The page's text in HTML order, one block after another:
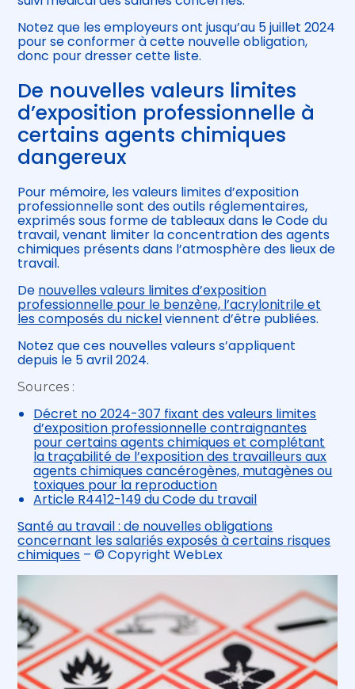
Notez que les employeurs ont jusqu’au 5 juillet 2024
pour se conformer à cette nouvelle obligation,
donc pour dresser cette liste.
De nouvelles valeurs limites
d’exposition professionnelle à
certains agents chimiques
dangereux
Pour mémoire, les valeurs limites d’exposition
professionnelle sont des outils réglementaires,
exprimés sous forme de tableaux dans le Code du
travail, venant limiter la concentration des agents
chimiques présents dans l’atmosphère des lieux de
travail.
De nouvelles valeurs limites d’exposition
professionnelle pour le benzène, l’acrylonitrile et
les composés du nickelviennent d’être publiées.
Notez que ces nouvelles valeurs s’appliquent
depuis le 5 avril 2024.
Sources :
Décret no 2024-307 fixant des valeurs limites
d’exposition professionnelle contraignantes
pour certains agents chimiques et complétant
la traçabilité de l’exposition des travailleurs aux
agents chimiques cancérogènes, mutagènes ou
toxiques pour la reproduction
Article R4412-149 du Code du travail
Santé au travail : de nouvelles obligations
concernant les salariés exposés à certains risques
chimiques – © Copyright WebLex